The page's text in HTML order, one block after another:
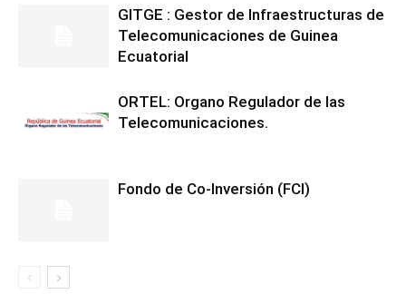
GITGE : Gestor de Infraestructuras de
Telecomunicaciones de Guinea
Ecuatorial
ORTEL: Organo Regulador de las
Telecomunicaciones.
Fondo de Co-Inversión (FCI)